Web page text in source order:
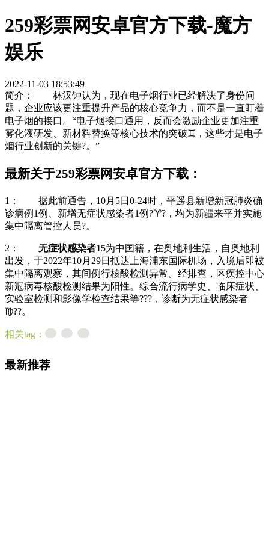
259彩票网安卓官方下载-魔方
娱乐
2022-11-03 18:53:49
简介： 林汉钟认为，现在电子烟行业已经解决了身份问
题，企业应该更注重提升产品的核心竞争力，而不是一直盯着
电子烟的接口。“电子烟接口通用，反而会激励企业更加注重
雾化液研发、新材料替换等核心技术的突破♊，这些才是电子
烟行业创新的关键?。”
最新关于259彩票网安卓官方下载：
1： 据此前通告，10月5日0-24时，平遥县新增新冠肺炎确
诊病例1例、新增无症状感染者1例?♈?，均为新疆来平并实施
集中隔离管控人员?。
2： 无症状感染者15为中国籍，在奥地利生活，自奥地利
出发，于2022年10月29日抵达上海浦东国际机场，入境后即被
集中隔离观察，其间例行核酸检测异常。经排查，区疾控中心
新冠病毒核酸检测结果为阳性。综合流行病学史、临床症状、
实验室检测和影像学检查结果等???，诊断为无症状感染者
♍??。
相关tag：
最新推荐